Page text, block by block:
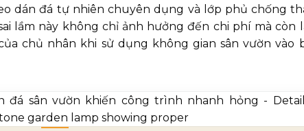
dán đá tự nhiên chuyên dụng và lớp phủ chống
lầm này không chỉ ảnh hưởng đến chi phí mà còn
chủ nhân khi sử dụng không gian sân vườn vào